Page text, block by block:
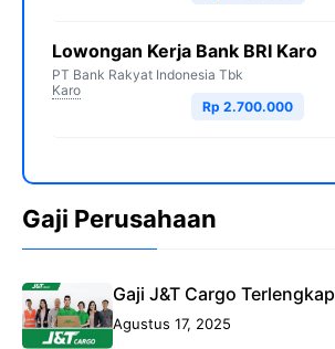
Lowongan Kerja Bank BRI Karo
PT Bank Rakyat Indonesia Tbk
Karo
Rp 2.700.000
Gaji Perusahaan
Gaji J&T Cargo Terlengkap
Agustus 17, 2025